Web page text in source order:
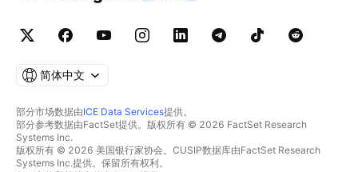
简体中文
部分市场数据由ICE Data Services提供。
部分参考数据由FactSet提供。版权所有 © 2026 FactSet Research
Systems Inc.
版权所有 © 2026 美国银行家协会。CUSIP数据库由FactSet Research
Systems Inc.提供。保留所有权利。